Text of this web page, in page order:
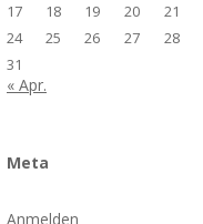
17
18 19 20 21
24
25 26 27 28
31
« Apr.
Meta
Anmelden